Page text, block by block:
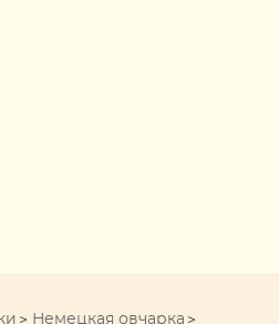
Немецкая овчарка